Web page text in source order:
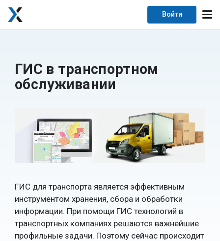
Войти
ГИС в транспортном
обслуживании
ГИС для транспорта является эффективным
инструментом хранения, сбора и обработки
информации. При помощи ГИС технологий в
транспортных компаниях решаются важнейшие
профильные задачи. Поэтому сейчас происходит